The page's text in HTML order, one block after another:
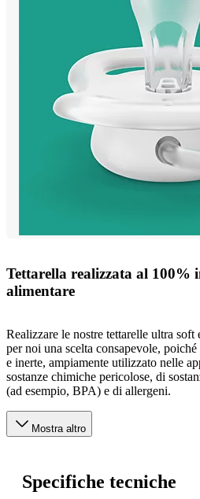
Tettarella realizzata al 100%
alimentare
Realizzare le nostre tettarelle ultra soft
per noi una scelta consapevole,
e inerte, ampiamente utilizzato nelle
sostanze chimiche pericolose, di
(ad esempio, BPA) e di allergeni.
Mostra altro
Specifiche tecniche